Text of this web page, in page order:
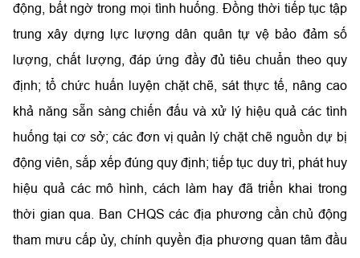
động, bất ngờ trong mọi tình huống. Đồng thời tiếp tục tập
trung xây dựng lực lượng dân quân tự vệ bảo đảm số
lượng, chất lượng, đáp ứng đầy đủ tiêu chuẩn theo quy
định; tổ chức huấn luyện chặt chẽ, sát thực tế, nâng cao
khả năng sẵn sàng chiến đấu và xử lý hiệu quả các tình
huống tại cơ sở; các đơn vị quản lý chặt chẽ nguồn dự bị
động viên, sắp xếp đúng quy định; tiếp tục duy trì, phát huy
hiệu quả các mô hình, cách làm hay đã triển khai trong
thời gian qua. Ban CHQS các địa phương cần chủ động
tham mưu cấp ủy, chính quyền địa phương quan tâm đầu